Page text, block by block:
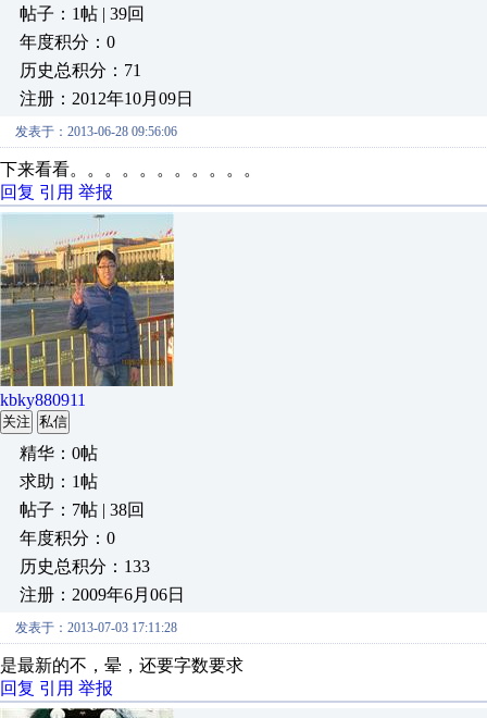
帖子：1帖 | 39回
年度积分：0
历史总积分：71
注册：2012年10月09日
发表于：2013-06-28 09:56:06
下来看看。。。。。。。。。。。
回复 引用 举报
kbky880911
关注 私信
精华：0帖
求助：1帖
帖子：7帖 | 38回
年度积分：0
历史总积分：133
注册：2009年6月06日
发表于：2013-07-03 17:11:28
是最新的不，晕，还要字数要求
回复 引用 举报